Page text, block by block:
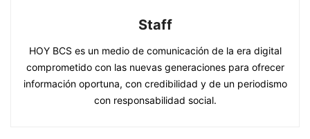
Staff
HOY BCS es un medio de comunicación de la era digital
comprometido con las nuevas generaciones para ofrecer
información oportuna, con credibilidad y de un periodismo
con responsabilidad social.